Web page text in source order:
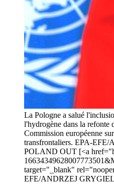
La Pologne a salué
l'hydrogène dans la refonte
Commission européenne
transfrontaliers. EPA-
POLAND OUT [<a
target="_blank"
EFE/ANDRZEJ